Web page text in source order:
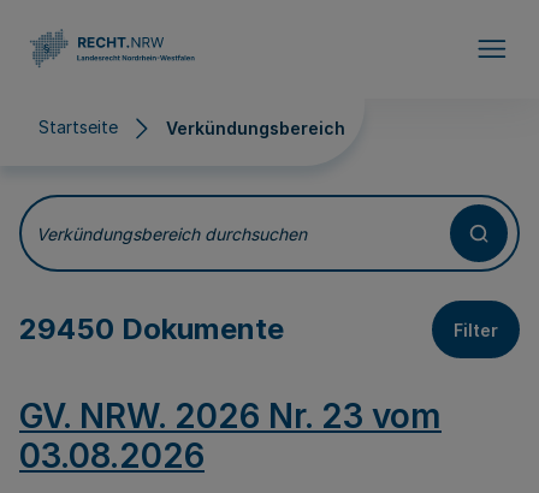
Startseite Verkündungsbereich
Verkündungsbereich
Verkündungsbereich durchsuchen
29450 Dokumente Filter
GV. NRW. 2026 Nr. 23 vom
03.08.2026